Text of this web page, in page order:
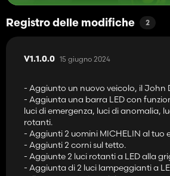
- Nessuno.
________
- 1 Custodia Magnum T4B ETA:
- Potenza motore: 374 - 435 CV.
- Velocità massima: 50 KM/H.
- Peso: 12,7 t.
Modifiche aggiunte:
- Aggiunti 2 corni sul tetto.
- Aggiunti 2 omini Michelin sulla parte
Registro delle modifiche 2
V1.1.0.0 15 giugno 2024
- Aggiunto un nuovo veicolo, il John
- Aggiunta una barra LED con
luci di emergenza, luci di anomalia,
rotanti.
- Aggiunti 2 uomini MICHELIN al tuo
- Aggiunti 2 corni sul tetto.
- Aggiunte 2 luci rotanti a LED alla
- Aggiunta di 2 luci lampeggianti a